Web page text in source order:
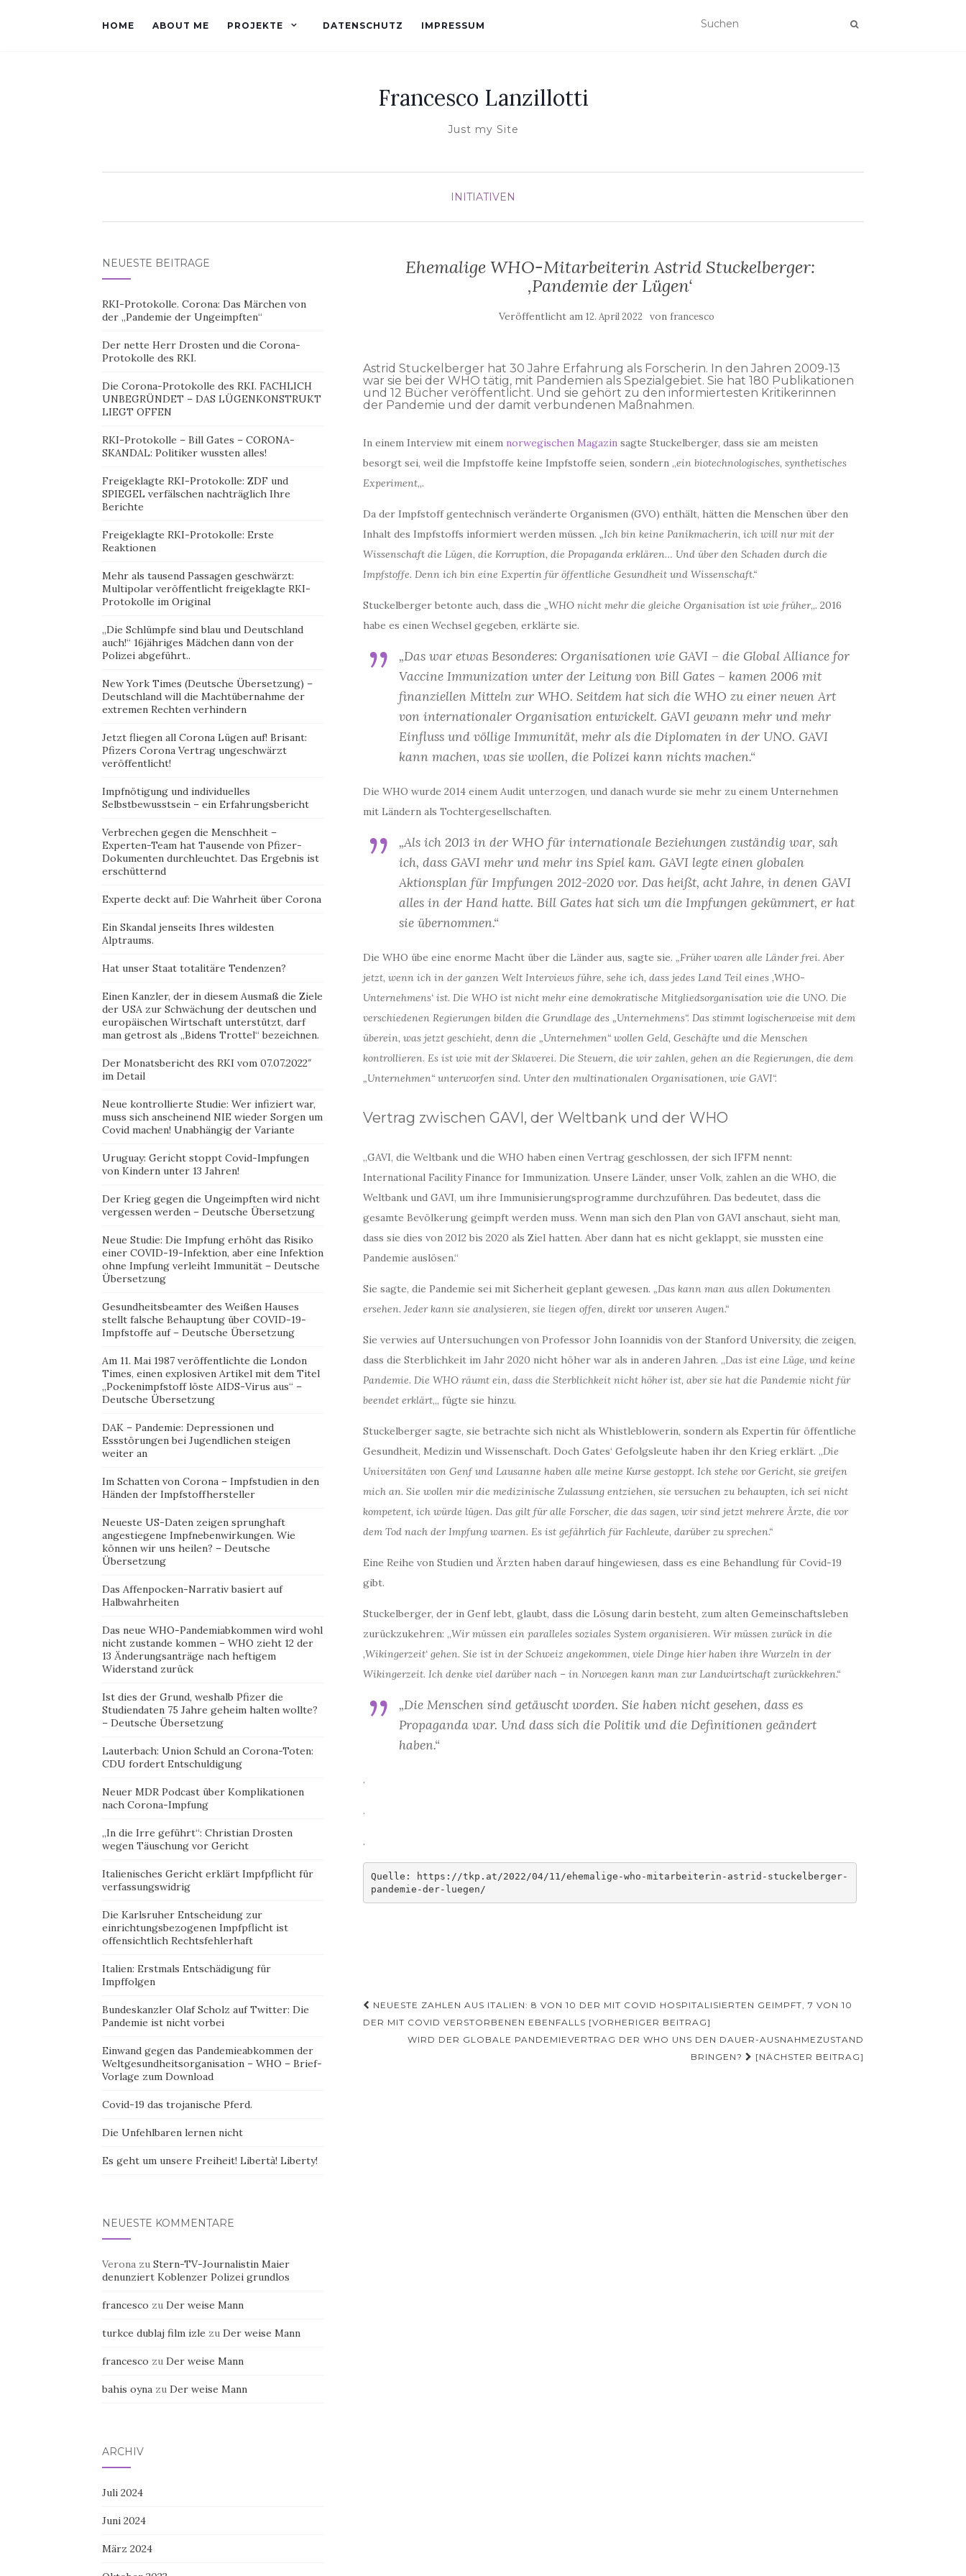
HOME ABOUT ME PROJEKTE DATENSCHUTZ IMPRESSUM
Francesco Lanzillotti
Just my Site
INITIATIVEN
Ehemalige WHO-Mitarbeiterin Astrid Stuckelberger:
‚Pandemie der Lügen‘
Veröffentlicht am 12. April 2022 von francesco
Astrid Stuckelberger hat 30 Jahre Erfahrung als Forscherin. In den Jahren 2009-13
war sie bei der WHO tätig, mit Pandemien als Spezialgebiet. Sie hat 180 Publikationen
und 12 Bücher veröffentlicht. Und sie gehört zu den informiertesten Kritikerinnen
der Pandemie und der damit verbundenen Maßnahmen.
In einem Interview mit einem norwegischen Magazin sagte Stuckelberger, dass sie am meisten
besorgt sei, weil die Impfstoffe keine Impfstoffe seien, sondern „ein biotechnologisches, synthetisches
Experiment„.
Da der Impfstoff gentechnisch veränderte Organismen (GVO) enthält, hätten die Menschen über den
Inhalt des Impfstoffs informiert werden müssen.„Ich bin keine Panikmacherin, ich will nur mit der
Wissenschaft die Lügen, die Korruption, die Propaganda erklären… Und über den Schaden durch die
Impfstoffe. Denn ich bin eine Expertin für öffentliche Gesundheit und Wissenschaft.“
Stuckelberger betonte auch, dass die„WHO nicht mehr die gleiche Organisation ist wie früher„. 2016
habe es einen Wechsel gegeben, erklärte sie.
„Das war etwas Besonderes: Organisationen wie GAVI – die Global Alliance for
Vaccine Immunization unter der Leitung von Bill Gates – kamen 2006 mit
finanziellen Mitteln zur WHO. Seitdem hat sich die WHO zu einer neuen Art
von internationaler Organisation entwickelt. GAVI gewann mehr und mehr
Einfluss und völlige Immunität, mehr als die Diplomaten in der UNO. GAVI
kann machen, was sie wollen, die Polizei kann nichts machen.“
Die WHO wurde 2014 einem Audit unterzogen, und danach wurde sie mehr zu einem Unternehmen
mit Ländern als Tochtergesellschaften.
„Als ich 2013 in der WHO für internationale Beziehungen zuständig war, sah
ich, dass GAVI mehr und mehr ins Spiel kam. GAVI legte einen globalen
Aktionsplan für Impfungen 2012-2020 vor. Das heißt, acht Jahre, in denen GAVI
alles in der Hand hatte. Bill Gates hat sich um die Impfungen gekümmert, er hat
sie übernommen.“
Die WHO übe eine enorme Macht über die Länder aus, sagte sie.„Früher waren alle Länder frei. Aber
jetzt, wenn ich in der ganzen Welt Interviews führe, sehe ich, dass jedes Land Teil eines ‚WHO-
Unternehmens‘ ist. Die WHO ist nicht mehr eine demokratische Mitgliedsorganisation wie die UNO. Die
verschiedenen Regierungen bilden die Grundlage des „Unternehmens“. Das stimmt logischerweise mit dem
überein, was jetzt geschieht, denn die „Unternehmen“ wollen Geld, Geschäfte und die Menschen
kontrollieren. Es ist wie mit der Sklaverei. Die Steuern, die wir zahlen, gehen an die Regierungen, die dem
„Unternehmen“ unterworfen sind. Unter den multinationalen Organisationen, wie GAVI“.
Vertrag zwischen GAVI, der Weltbank und der WHO
„GAVI, die Weltbank und die WHO haben einen Vertrag geschlossen, der sich IFFM nennt:
International Facility Finance for Immunization. Unsere Länder, unser Volk, zahlen an die WHO, die
Weltbank und GAVI, um ihre Immunisierungsprogramme durchzuführen. Das bedeutet, dass die
gesamte Bevölkerung geimpft werden muss. Wenn man sich den Plan von GAVI anschaut, sieht man,
dass sie dies von 2012 bis 2020 als Ziel hatten. Aber dann hat es nicht geklappt, sie mussten eine
Pandemie auslösen.“
Sie sagte, die Pandemie sei mit Sicherheit geplant gewesen.„Das kann man aus allen Dokumenten
ersehen. Jeder kann sie analysieren, sie liegen offen, direkt vor unseren Augen.“
Sie verwies auf Untersuchungen von Professor John Ioannidis von der Stanford University, die zeigen,
dass die Sterblichkeit im Jahr 2020 nicht höher war als in anderen Jahren. „Das ist eine Lüge, und keine
Pandemie. Die WHO räumt ein, dass die Sterblichkeit nicht höher ist, aber sie hat die Pandemie nicht für
beendet erklärt„, fügte sie hinzu.
Stuckelberger sagte, sie betrachte sich nicht als Whistleblowerin, sondern als Expertin für öffentliche
Gesundheit, Medizin und Wissenschaft. Doch Gates‘ Gefolgsleute haben ihr den Krieg erklärt. „Die
Universitäten von Genf und Lausanne haben alle meine Kurse gestoppt. Ich stehe vor Gericht, sie greifen
mich an. Sie wollen mir die medizinische Zulassung entziehen, sie versuchen zu behaupten, ich sei nicht
kompetent, ich würde lügen. Das gilt für alle Forscher, die das sagen, wir sind jetzt mehrere Ärzte, die vor
dem Tod nach der Impfung warnen. Es ist gefährlich für Fachleute, darüber zu sprechen.“
Eine Reihe von Studien und Ärzten haben darauf hingewiesen, dass es eine Behandlung für Covid-19
gibt.
Stuckelberger, der in Genf lebt, glaubt, dass die Lösung darin besteht, zum alten Gemeinschaftsleben
zurückzukehren: „Wir müssen ein paralleles soziales System organisieren. Wir müssen zurück in die
‚Wikingerzeit‘ gehen. Sie ist in der Schweiz angekommen, viele Dinge hier haben ihre Wurzeln in der
Wikingerzeit. Ich denke viel darüber nach – in Norwegen kann man zur Landwirtschaft zurückkehren.“
„Die Menschen sind getäuscht worden. Sie haben nicht gesehen, dass es
Propaganda war. Und dass sich die Politik und die Definitionen geändert
haben.“
.
.
.
Quelle: https://tkp.at/2022/04/11/ehemalige-who-mitarbeiterin-astrid-stuckelberger-
pandemie-der-luegen/
Beitragsnavigation
NEUESTE ZAHLEN AUS ITALIEN: 8 VON 10 DER MIT COVID HOSPITALISIERTEN GEIMPFT, 7 VON 10
DER MIT COVID VERSTORBENEN EBENFALLS [VORHERIGER BEITRAG]
WIRD DER GLOBALE PANDEMIEVERTRAG DER WHO UNS DEN DAUER-AUSNAHMEZUSTAND
BRINGEN?
[NÄCHSTER BEITRAG]
NEUESTE BEITRÄGE
RKI-Protokolle. Corona: Das Märchen von
der „Pandemie der Ungeimpften“
Der nette Herr Drosten und die Corona-
Protokolle des RKI.
Die Corona-Protokolle des RKI. FACHLICH
UNBEGRÜNDET – DAS LÜGENKONSTRUKT
LIEGT OFFEN
RKI-Protokolle – Bill Gates – CORONA-
SKANDAL: Politiker wussten alles!
Freigeklagte RKI-Protokolle: ZDF und
SPIEGEL verfälschen nachträglich Ihre
Berichte
Freigeklagte RKI-Protokolle: Erste
Reaktionen
Mehr als tausend Passagen geschwärzt:
Multipolar veröffentlicht freigeklagte RKI-
Protokolle im Original
„Die Schlümpfe sind blau und Deutschland
auch!“ 16jähriges Mädchen dann von der
Polizei abgeführt..
New York Times (Deutsche Übersetzung) –
Deutschland will die Machtübernahme der
extremen Rechten verhindern
Jetzt fliegen all Corona Lügen auf! Brisant:
Pfizers Corona Vertrag ungeschwärzt
veröffentlicht!
Impfnötigung und individuelles
Selbstbewusstsein – ein Erfahrungsbericht
Verbrechen gegen die Menschheit –
Experten-Team hat Tausende von Pfizer-
Dokumenten durchleuchtet. Das Ergebnis ist
erschütternd
Experte deckt auf: Die Wahrheit über Corona
Ein Skandal jenseits Ihres wildesten
Alptraums.
Hat unser Staat totalitäre Tendenzen?
Einen Kanzler, der in diesem Ausmaß die Ziele
der USA zur Schwächung der deutschen und
europäischen Wirtschaft unterstützt, darf
man getrost als „Bidens Trottel“ bezeichnen.
Der Monatsbericht des RKI vom 07.07.2022″
im Detail
Neue kontrollierte Studie: Wer infiziert war,
muss sich anscheinend NIE wieder Sorgen um
Covid machen! Unabhängig der Variante
Uruguay: Gericht stoppt Covid-Impfungen
von Kindern unter 13 Jahren!
Der Krieg gegen die Ungeimpften wird nicht
vergessen werden – Deutsche Übersetzung
Neue Studie: Die Impfung erhöht das Risiko
einer COVID-19-Infektion, aber eine Infektion
ohne Impfung verleiht Immunität – Deutsche
Übersetzung
Gesundheitsbeamter des Weißen Hauses
stellt falsche Behauptung über COVID-19-
Impfstoffe auf – Deutsche Übersetzung
Am 11. Mai 1987 veröffentlichte die London
Times, einen explosiven Artikel mit dem Titel
„Pockenimpfstoff löste AIDS-Virus aus“ –
Deutsche Übersetzung
DAK – Pandemie: Depressionen und
Essstörungen bei Jugendlichen steigen
weiter an
Im Schatten von Corona – Impfstudien in den
Händen der Impfstoffhersteller
Neueste US-Daten zeigen sprunghaft
angestiegene Impfnebenwirkungen. Wie
können wir uns heilen? – Deutsche
Übersetzung
Das Affenpocken-Narrativ basiert auf
Halbwahrheiten
Das neue WHO-Pandemiabkommen wird wohl
nicht zustande kommen – WHO zieht 12 der
13 Änderungsanträge nach heftigem
Widerstand zurück
Ist dies der Grund, weshalb Pfizer die
Studiendaten 75 Jahre geheim halten wollte?
– Deutsche Übersetzung
Lauterbach: Union Schuld an Corona-Toten:
CDU fordert Entschuldigung
Neuer MDR Podcast über Komplikationen
nach Corona-Impfung
„In die Irre geführt“: Christian Drosten
wegen Täuschung vor Gericht
Italienisches Gericht erklärt Impfpflicht für
verfassungswidrig
Die Karlsruher Entscheidung zur
einrichtungsbezogenen Impfpflicht ist
offensichtlich Rechtsfehlerhaft
Italien: Erstmals Entschädigung für
Impffolgen
Bundeskanzler Olaf Scholz auf Twitter: Die
Pandemie ist nicht vorbei
Einwand gegen das Pandemieabkommen der
Weltgesundheitsorganisation – WHO – Brief-
Vorlage zum Download
Covid-19 das trojanische Pferd.
Die Unfehlbaren lernen nicht
Es geht um unsere Freiheit! Libertà! Liberty!
NEUESTE KOMMENTARE
Verona zu Stern-TV-Journalistin Maier
denunziert Koblenzer Polizei grundlos
francesco zu Der weise Mann
turkce dublaj film izle zu Der weise Mann
francesco zu Der weise Mann
bahis oyna zu Der weise Mann
ARCHIV
Juli 2024
Juni 2024
März 2024